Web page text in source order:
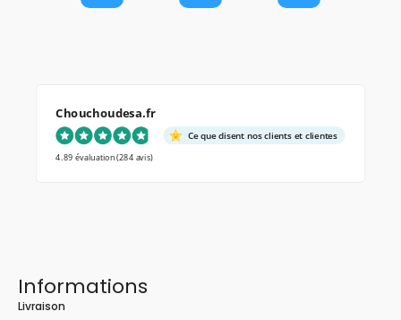
Chouchoudesa.fr
Ce que disent nos clients et clientes
4.89 évaluation(284 avis)
Informations
Livraison